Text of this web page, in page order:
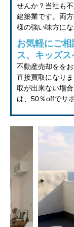
せんか？当社も
建築業です。両
様の強い味方にな
お気軽にご
ス、キッズス
不動産売却をを
直接買取になり
取が出来ない場
は、50％offでサ